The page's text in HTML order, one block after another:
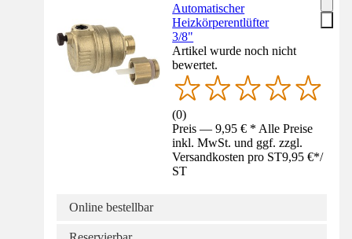
Automatischer
Heizkörperentlüfter
3/8"
Artikel wurde noch nicht
bewertet.
(0)
Preis — 9,95 € * Alle Preise
inkl. MwSt. und ggf. zzgl.
Versandkosten pro ST9,95 €*/
ST
Online bestellbar